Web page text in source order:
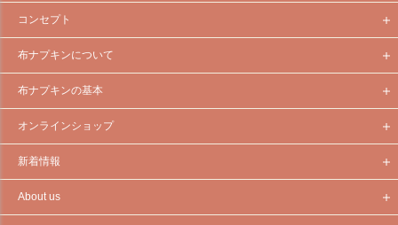
コンセプト
布ナプキンについて
布ナプキンの基本
オンラインショップ
新着情報
About us